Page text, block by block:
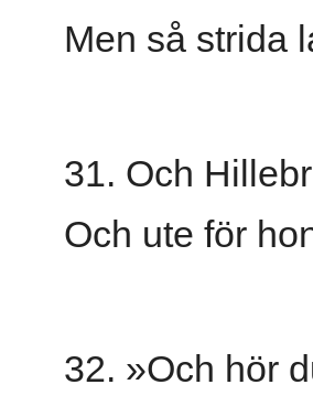
Men så strida
31. Och
Och ute för
32. »Och hör